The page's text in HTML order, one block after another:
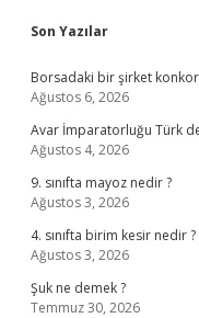
Sidebar
Son Yazılar
Borsadaki bir şirket
Ağustos 6, 2026
Avar İmparatorluğu Türk
Ağustos 4, 2026
9. sınıfta mayoz nedir ?
Ağustos 3, 2026
4. sınıfta birim kesir nedir ?
Ağustos 3, 2026
Şuk ne demek ?
Temmuz 30, 2026